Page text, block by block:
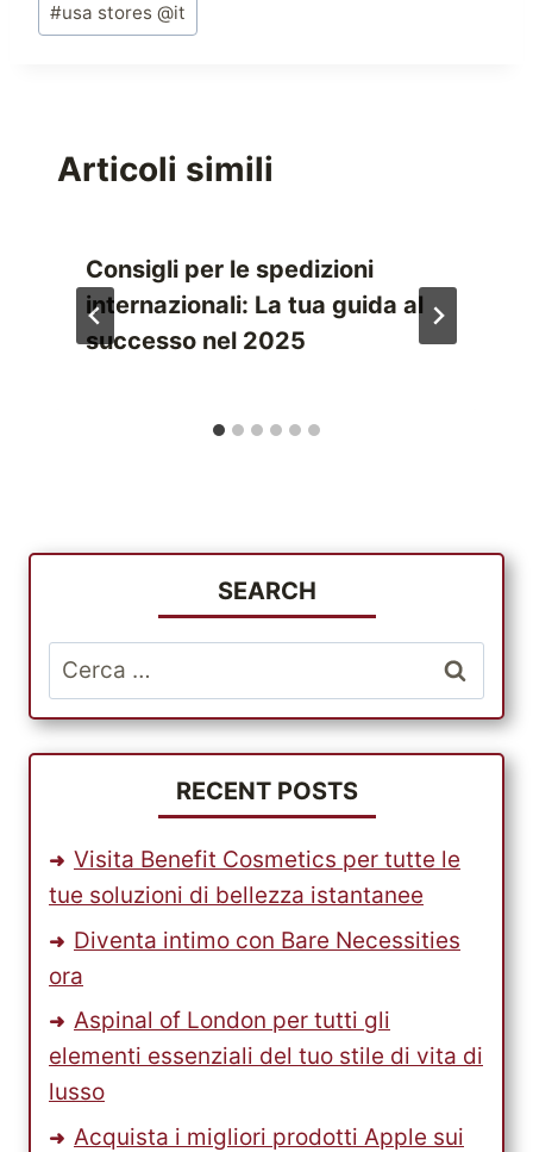
#usa stores @it
Articoli simili
Consigli per le spedizioni
internazionali: La tua guida al
successo nel 2025
SEARCH
Ricerca
per:
RECENT POSTS
Visita Benefit Cosmetics per tutte le
tue soluzioni di bellezza istantanee
Diventa intimo con Bare Necessities
ora
Aspinal of London per tutti gli
elementi essenziali del tuo stile di vita di
lusso
Acquista i migliori prodotti Apple sui